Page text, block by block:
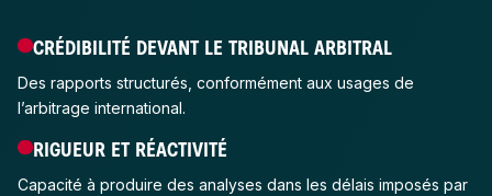
CRÉDIBILITÉ DEVANT LE TRIBUNAL ARBITRAL
Des rapports structurés, conformément aux usages de
l’arbitrage international.
RIGUEUR ET RÉACTIVITÉ
Capacité à produire des analyses dans les délais imposés par